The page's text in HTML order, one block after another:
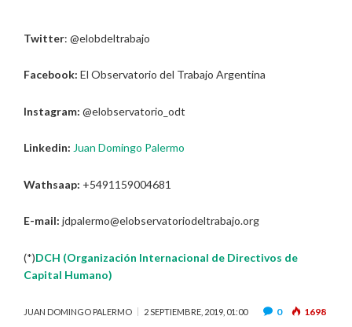
Twitter: @elobdeltrabajo
Facebook: El Observatorio del Trabajo Argentina
Instagram: @elobservatorio_odt
Linkedin: Juan Domingo Palermo
Wathsaap: +5491159004681
E-mail: jdpalermo@elobservatoriodeltrabajo.org
(*)DCH (Organización Internacional de Directivos de
Capital Humano)
JUAN DOMINGO PALERMO 2 SEPTIEMBRE, 2019, 01:00 0 1698